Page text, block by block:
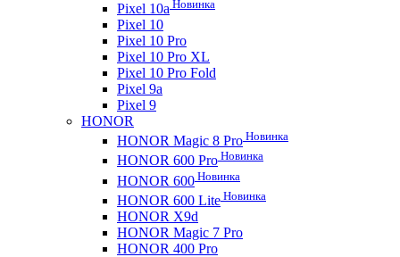
Pixel 10a Новинка
Pixel 10
Pixel 10 Pro
Pixel 10 Pro XL
Pixel 10 Pro Fold
Pixel 9a
Pixel 9
HONOR
HONOR Magic 8 Pro Новинка
HONOR 600 Pro Новинка
HONOR 600 Новинка
HONOR 600 Lite Новинка
HONOR X9d
HONOR Magic 7 Pro
HONOR 400 Pro